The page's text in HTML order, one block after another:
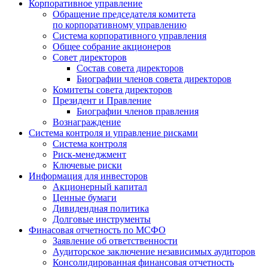
Корпоративное управление
Обращение председателя комитета
по корпоративному управлению
Система корпоративного управления
Общее собрание акционеров
Совет директоров
Состав совета директоров
Биографии членов совета директоров
Комитеты совета директоров
Президент и Правление
Биографии членов правления
Вознаграждение
Система контроля и управление рисками
Система контроля
Риск-менеджмент
Ключевые риски
Информация для инвесторов
Акционерный капитал
Ценные бумаги
Дивидендная политика
Долговые инструменты
Финасовая отчетность по МСФО
Заявление об ответственности
Аудиторское заключение независимых аудиторов
Консолидированная финансовая отчетность